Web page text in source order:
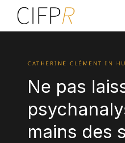
CATHERINE CLÉMENT IN
Ne pas
mains des